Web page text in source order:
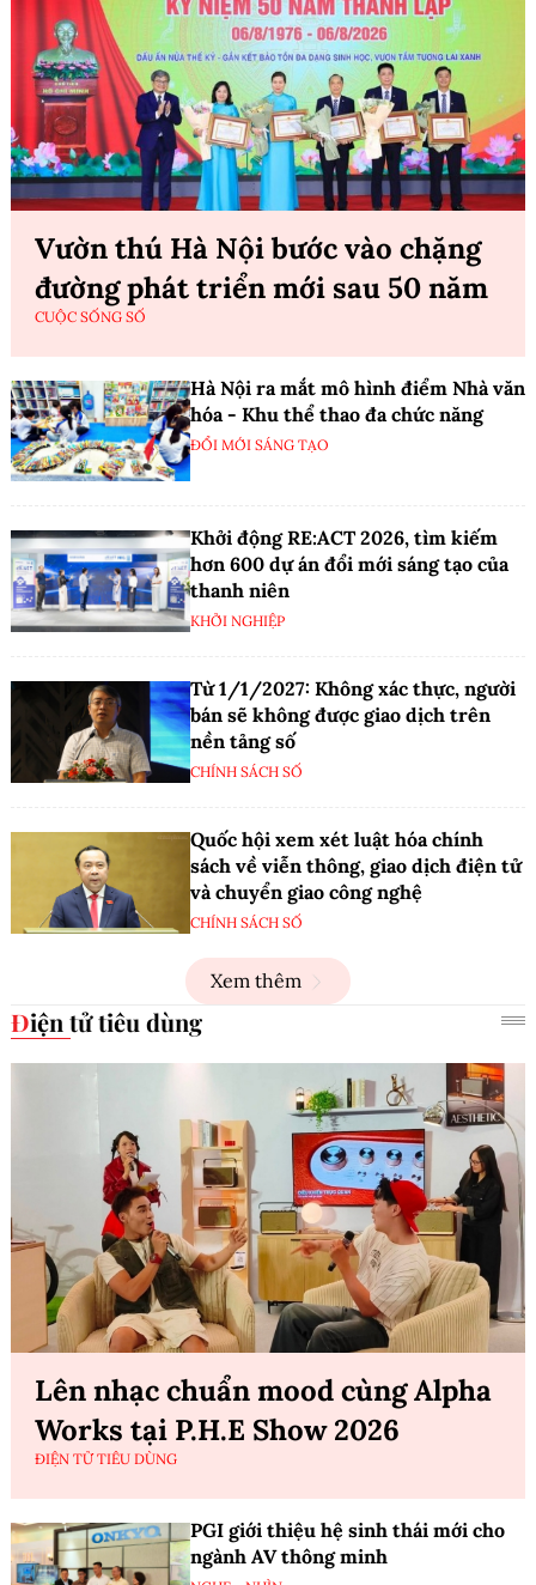
Vườn thú Hà Nội bước vào chặng
đường phát triển mới sau 50 năm
CUỘC SỐNG SỐ
Hà Nội ra mắt mô hình điểm Nhà văn
hóa - Khu thể thao đa chức năng
ĐỔI MỚI SÁNG TẠO
Khởi động RE:ACT 2026, tìm kiếm
hơn 600 dự án đổi mới sáng tạo của
thanh niên
KHỞI NGHIỆP
Từ 1/1/2027: Không xác thực, người
bán sẽ không được giao dịch trên
nền tảng số
CHÍNH SÁCH SỐ
Quốc hội xem xét luật hóa chính
sách về viễn thông, giao dịch điện tử
và chuyển giao công nghệ
CHÍNH SÁCH SỐ
Xem thêm
Điện tử tiêu dùng
Lên nhạc chuẩn mood cùng Alpha
Works tại P.H.E Show 2026
ĐIỆN TỬ TIÊU DÙNG
PGI giới thiệu hệ sinh thái mới cho
ngành AV thông minh